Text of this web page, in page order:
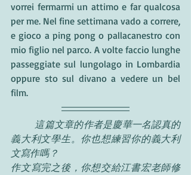
vorrei fermarmi un attimo e far qualcosa
per me. Nel fine settimana vado a correre,
e gioco a ping pong o pallacanestro con
mio figlio nel parco. A volte faccio lunghe
passeggiate sul lungolago in Lombardia
oppure sto sul divano a vedere un bel
film.
這篇文章的作者是慶華一名認真的
義大利文學生。你也想練習你的義大利
文寫作嗎？
作文寫完之後，你想交給江書宏老師修